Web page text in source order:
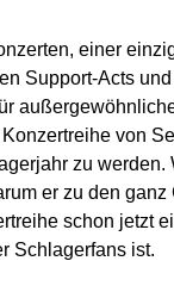
einer
Support-Acts
von
zu werden.
er zu den
schon jetzt
Schlagerfans ist.